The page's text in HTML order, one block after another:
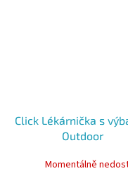
Click Lékárnička s
Outdoor
Momentálně